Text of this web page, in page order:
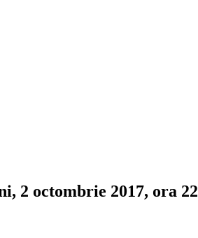
2 octombrie 2017, ora 22